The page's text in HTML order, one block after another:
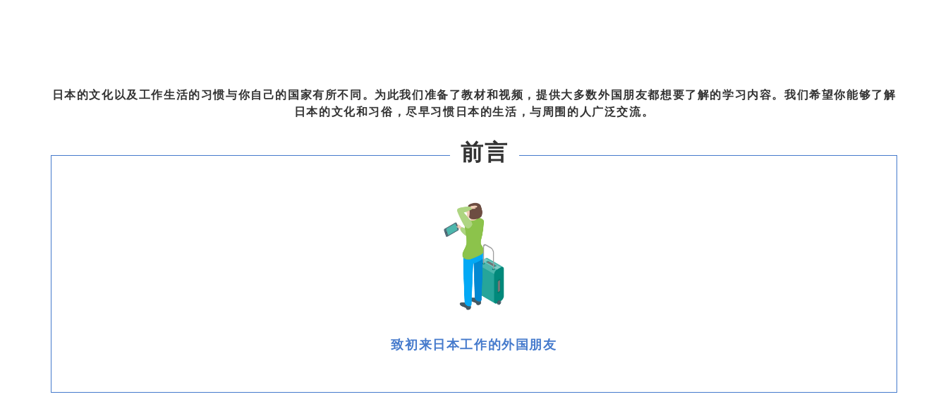
日本的文化以及工作生活的习惯与你自己的国家有所不同。为此我们准备了教材和视频，提供大多数外国朋友都想要了解的学习内容。我们希望你能够了解
日本的文化和习俗，尽早习惯日本的生活，与周围的人广泛交流。
前言
致初来日本工作的外国朋友